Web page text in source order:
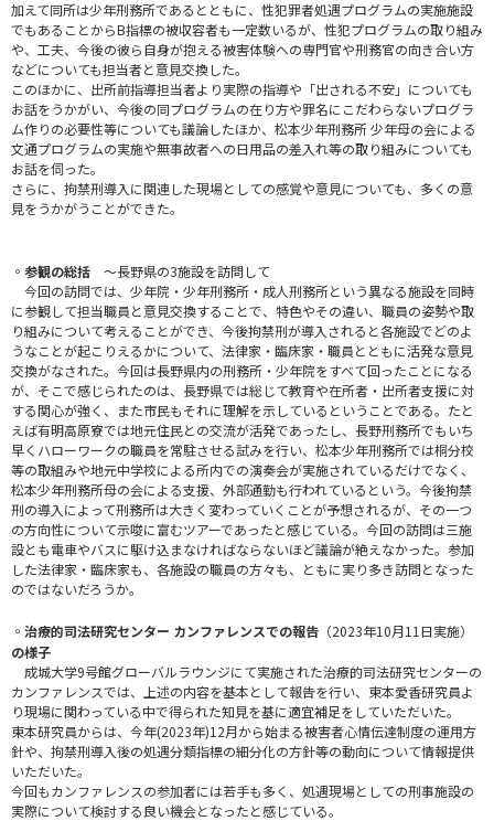
加えて同所は少年刑務所であるとともに、性犯罪者処遇プログラムの実施施設
でもあることからB指標の被収容者も一定数いるが、性犯プログラムの取り組み
や、工夫、今後の彼ら自身が抱える被害体験への専門官や刑務官の向き合い方
などについても担当者と意見交換した。
このほかに、出所前指導担当者より実際の指導や「出される不安」についても
お話をうかがい、今後の同プログラムの在り方や罪名にこだわらないプログラ
ム作りの必要性等についても議論したほか、松本少年刑務所 少年母の会による
文通プログラムの実施や無事故者への日用品の差入れ等の取り組みについても
お話を伺った。
さらに、拘禁刑導入に関連した現場としての感覚や意見についても、多くの意
見をうかがうことができた。
◦参観の総括 ～長野県の3施設を訪問して
今回の訪問では、少年院・少年刑務所・成人刑務所という異なる施設を同時
に参観して担当職員と意見交換することで、特色やその違い、職員の姿勢や取
り組みについて考えることができ、今後拘禁刑が導入されると各施設でどのよ
うなことが起こりえるかについて、法律家・臨床家・職員とともに活発な意見
交換がなされた。今回は長野県内の刑務所・少年院をすべて回ったことになる
が、そこで感じられたのは、長野県では総じて教育や在所者・出所者支援に対
する関心が強く、また市民もそれに理解を示しているということである。たと
えば有明高原寮では地元住民との交流が活発であったし、長野刑務所でもいち
早くハローワークの職員を常駐させる試みを行い、松本少年刑務所では桐分校
等の取組みや地元中学校による所内での演奏会が実施されているだけでなく、
松本少年刑務所母の会による支援、外部通勤も行われているという。今後拘禁
刑の導入によって刑務所は大きく変わっていくことが予想されるが、その一つ
の方向性について示唆に富むツアーであったと感じている。今回の訪問は三施
設とも電車やバスに駆け込まなければならないほど議論が絶えなかった。参加
した法律家・臨床家も、各施設の職員の方々も、ともに実り多き訪問となった
のではないだろうか。
◦治療的司法研究センター カンファレンスでの報告 （2023年10月11日実施）
の様子
成城大学9号館グローバルラウンジにて実施された治療的司法研究センターの
カンファレンスでは、上述の内容を基本として報告を行い、東本愛香研究員よ
り現場に関わっている中で得られた知見を基に適宜補足をしていただいた。
東本研究員からは、今年(2023年)12月から始まる被害者心情伝達制度の運用方
針や、拘禁刑導入後の処遇分類指標の細分化の方針等の動向について情報提供
いただいた。
今回もカンファレンスの参加者には若手も多く、処遇現場としての刑事施設の
実際について検討する良い機会となったと感じている。